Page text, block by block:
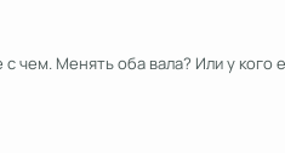
Менять оба вала? Или у кого